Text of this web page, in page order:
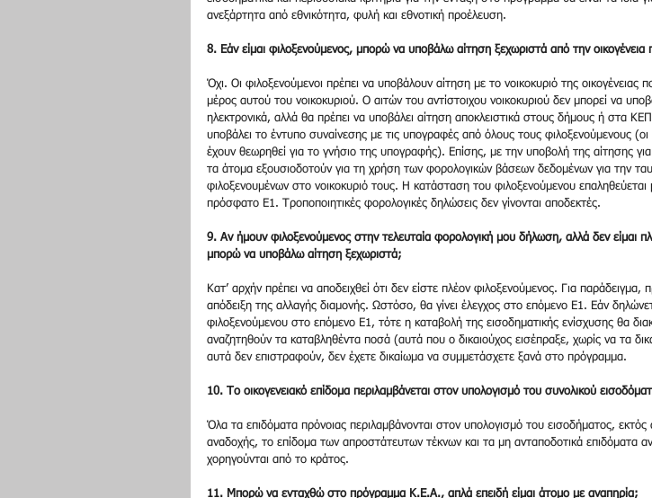
ανεξάρτητα από εθνικότητα, φυλή και εθνοτική προέλευση.
8. Εάν είμαι φιλοξενούμενος, μπορώ να υποβάλω αίτηση ξεχωριστά από την οικογένεια
Όχι. Οι φιλοξενούμενοι πρέπει να υποβάλουν αίτηση με το νοικοκυριό της οικογένειας
μέρος αυτού του νοικοκυριού. Ο αιτών του αντίστοιχου νοικοκυριού δεν μπορεί να
ηλεκτρονικά, αλλά θα πρέπει να υποβάλει αίτηση αποκλειστικά στους δήμους ή στα
υποβάλει το έντυπο συναίνεσης με τις υπογραφές από όλους τους φιλοξενούμενους
έχουν θεωρηθεί για το γνήσιο της υπογραφής). Επίσης, με την υποβολή της αίτησης
τα άτομα εξουσιοδοτούν για τη χρήση των φορολογικών βάσεων δεδομένων για την
φιλοξενουμένων στο νοικοκυριό τους. Η κατάσταση του φιλοξενούμενου
πρόσφατο Ε1. Τροποποιητικές φορολογικές δηλώσεις δεν γίνονται αποδεκτές.
9. Αν ήμουν φιλοξενούμενος στην τελευταία φορολογική μου δήλωση, αλλά δεν είμαι
μπορώ να υποβάλω αίτηση ξεχωριστά;
Κατ’ αρχήν πρέπει να αποδειχθεί ότι δεν είστε πλέον φιλοξενούμενος. Για παράδειγμα,
απόδειξη της αλλαγής διαμονής. Ωστόσο, θα γίνει έλεγχος στο επόμενο Ε1. Εάν
φιλοξενούμενου στο επόμενο Ε1, τότε η καταβολή της εισοδηματικής ενίσχυσης θα
αναζητηθούν τα καταβληθέντα ποσά (αυτά που ο δικαιούχος εισέπραξε, χωρίς να τα
αυτά δεν επιστραφούν, δεν έχετε δικαίωμα να συμμετάσχετε ξανά στο πρόγραμμα.
10. Το οικογενειακό επίδομα περιλαμβάνεται στον υπολογισμό του συνολικού
Όλα τα επιδόματα πρόνοιας περιλαμβάνονται στον υπολογισμό του εισοδήματος, εκτός
αναδοχής, το επίδομα των απροστάτευτων τέκνων και τα μη ανταποδοτικά επιδόματα
χορηγούνται από το κράτος.
11. Μπορώ να ενταχθώ στο πρόγραμμα Κ.Ε.Α., απλά επειδή είμαι άτομο με αναπηρία;